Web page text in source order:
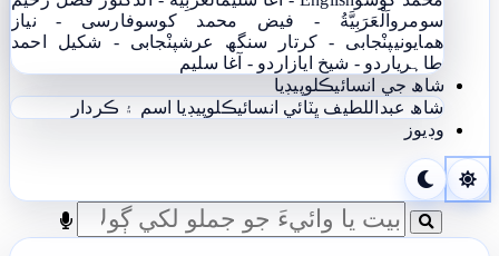
سومرو اَلْعَرَبِيَّةُ - فيض محمد کوسوفارسی - نياز
ھمايونيپنْجابی - کرتار سنگھ عرشپنْجابی - شکیل احمد
طاہریاردو - شيخ اياز اردو - آغا سليم
شاھ جي انسائيڪلوپيڊيا
شاھ عبداللطيف ڀٽائي انسائيڪلوپيڊيا اسم ۽ ڪردار
وڊيوز